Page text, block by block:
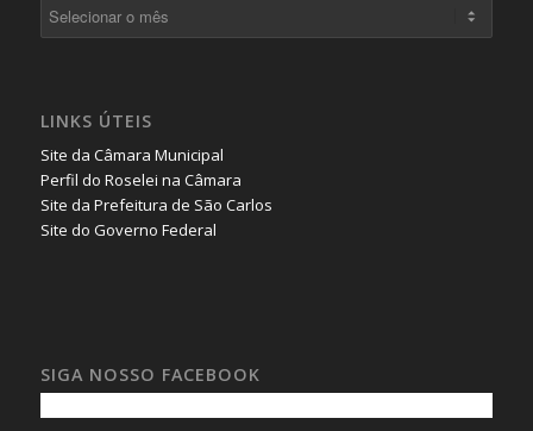
LINKS ÚTEIS
Site da Câmara Municipal
Perfil do Roselei na Câmara
Site da Prefeitura de São Carlos
Site do Governo Federal
SIGA NOSSO FACEBOOK